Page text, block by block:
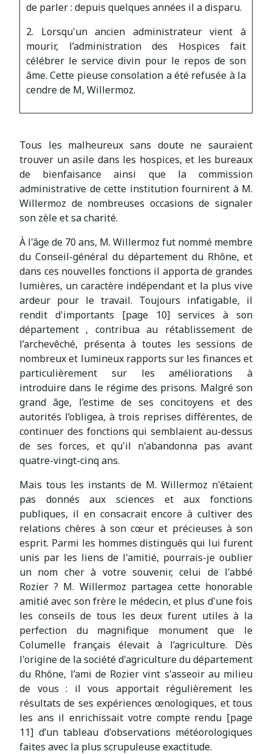
de parler : depuis quelques années il a disparu.
2. Lorsqu'un ancien administrateur vient à
mourir, l’administration des Hospices fait
célébrer le service divin pour le repos de son
âme. Cette pieuse consolation a été refusée à la
cendre de M, Willermoz.
Tous les malheureux sans doute ne sauraient
trouver un asile dans les hospices, et les bureaux
de bienfaisance ainsi que la commission
administrative de cette institution fournirent à M.
Willermoz de nombreuses occasions de signaler
son zèle et sa charité.
À l'âge de 70 ans, M. Willermoz fut nommé membre
du Conseil-général du département du Rhône, et
dans ces nouvelles fonctions il apporta de grandes
lumières, un caractère indépendant et la plus vive
ardeur pour le travail. Toujours infatigable, il
rendit d'importants [page 10] services à son
département , contribua au rétablissement de
l’archevêché, présenta à toutes les sessions de
nombreux et lumineux rapports sur les finances et
particulièrement sur les améliorations à
introduire dans le régime des prisons. Malgré son
grand âge, l’estime de ses concitoyens et des
autorités l’obligea, à trois reprises différentes, de
continuer des fonctions qui semblaient au-dessus
de ses forces, et qu'il n'abandonna pas avant
quatre-vingt-cinq ans.
Mais tous les instants de M. Willermoz n'étaient
pas donnés aux sciences et aux fonctions
publiques, il en consacrait encore à cultiver des
relations chères à son cœur et précieuses à son
esprit. Parmi les hommes distingués qui lui furent
unis par les liens de l'amitié, pourrais-je oublier
un nom cher à votre souvenir, celui de l'abbé
Rozier ? M. Willermoz partagea cette honorable
amitié avec son frère le médecin, et plus d'une fois
les conseils de tous les deux furent utiles à la
perfection du magnifique monument que le
Columelle français élevait à l’agriculture. Dès
l'origine de la société d'agriculture du département
du Rhône, l’ami de Rozier vint s'asseoir au milieu
de vous : il vous apportait régulièrement les
résultats de ses expériences œnologiques, et tous
les ans il enrichissait votre compte rendu [page
11] d’un tableau d'observations météorologiques
faites avec la plus scrupuleuse exactitude.